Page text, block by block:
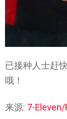
已接种人士赶
哦！
来源: 7-